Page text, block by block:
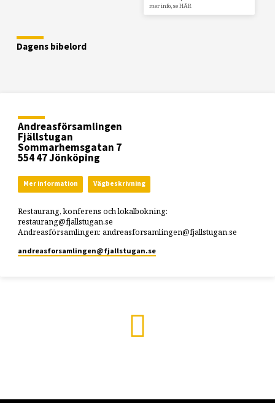
mer info, se HÄR
Dagens bibelord
Andreasförsamlingen
Fjällstugan
Sommarhemsgatan 7
554 47 Jönköping
Mer information Vägbeskrivning
Restaurang, konferens och lokalbokning:
restaurang@fjallstugan.se
Andreasförsamlingen: andreasforsamlingen@fjallstugan.se
andreasforsamlingen​@fjallstugan.se